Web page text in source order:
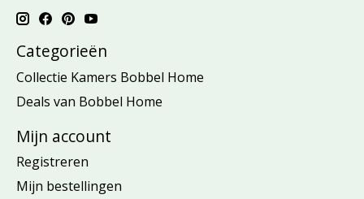
Categorieën
Collectie Kamers Bobbel Home
Deals van Bobbel Home
Mijn account
Registreren
Mijn bestellingen